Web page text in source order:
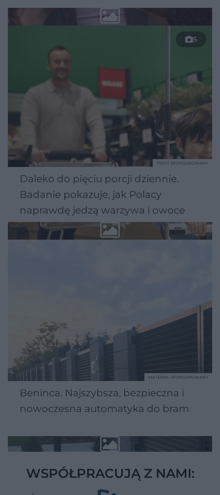
5
Daleko do pięciu porcji dziennie.
Badanie pokazuje, jak Polacy
naprawdę jedzą warzywa i owoce
TEKST SPONSOROWANY
Beninca. Najszybsza, bezpieczna i
nowoczesna automatyka do bram
MATERIAŁ SPONSOROWANY
WSPÓŁPRACUJĄ Z NAMI: